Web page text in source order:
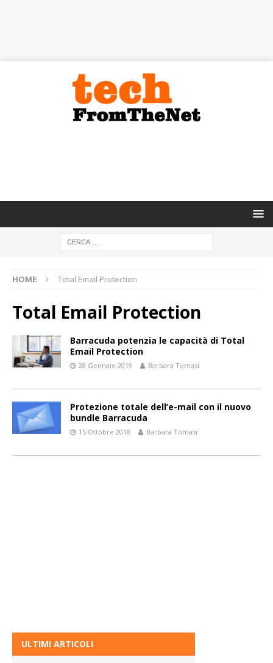
HOME Total Email Protection
Total Email Protection
Barracuda potenzia le capacità di Total
Email Protection
28 Gennaio 2019 Barbara Tomasi
Protezione totale dell’e-mail con il nuovo
bundle Barracuda
15 Ottobre 2018 Barbara Tomasi
ULTIMI ARTICOLI